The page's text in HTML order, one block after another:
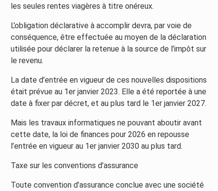
les seules rentes viagères à titre onéreux.
L’obligation déclarative à accomplir devra, par voie de
conséquence, être effectuée au moyen de la déclaration
utilisée pour déclarer la retenue à la source de l’impôt sur
le revenu.
La date d’entrée en vigueur de ces nouvelles dispositions
était prévue au 1er janvier 2023. Elle a été reportée à une
date à fixer par décret, et au plus tard le 1er janvier 2027.
Mais les travaux informatiques ne pouvant aboutir avant
cette date, la loi de finances pour 2026 en repousse
l’entrée en vigueur au 1er janvier 2030 au plus tard.
Taxe sur les conventions d’assurance
Toute convention d’assurance conclue avec une société